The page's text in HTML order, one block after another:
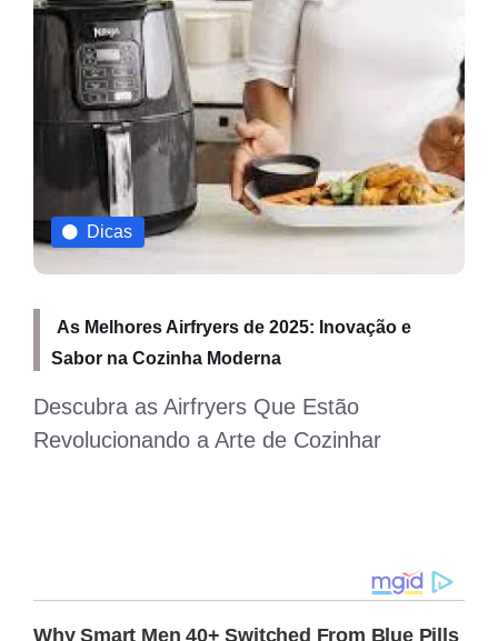
Dicas
As Melhores Airfryers de 2025: Inovação e
Sabor na Cozinha Moderna
Descubra as Airfryers Que Estão
Revolucionando a Arte de Cozinhar